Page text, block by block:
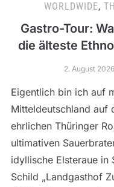
WORLDWIDE,
Gastro-Tour:
die älteste
2. August 2026
Eigentlich bin ich auf
Mitteldeutschland auf
ehrlichen Thüringer
ultimativen
idyllische Elsteraue in
Schild „Landgasthof